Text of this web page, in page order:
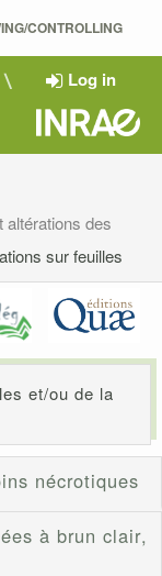
CONTROLLING
Log in
altérations des
sur feuilles
et/ou de la
nécrotiques
à brun clair,